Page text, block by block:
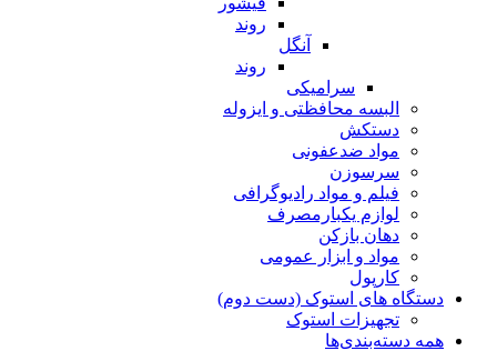
روند
آنگل
روند
سرامیکی
البسه محافظتی و ایزوله
دستکش
مواد ضدعفونی
سرسوزن
فیلم و مواد رادیوگرافی
لوازم یکبارمصرف
دهان بازکن
مواد و ابزار عمومی
کارپول
دستگاه های استوک (دست دوم)
تجهیزات استوک
همه دسته‌بندی‌ها